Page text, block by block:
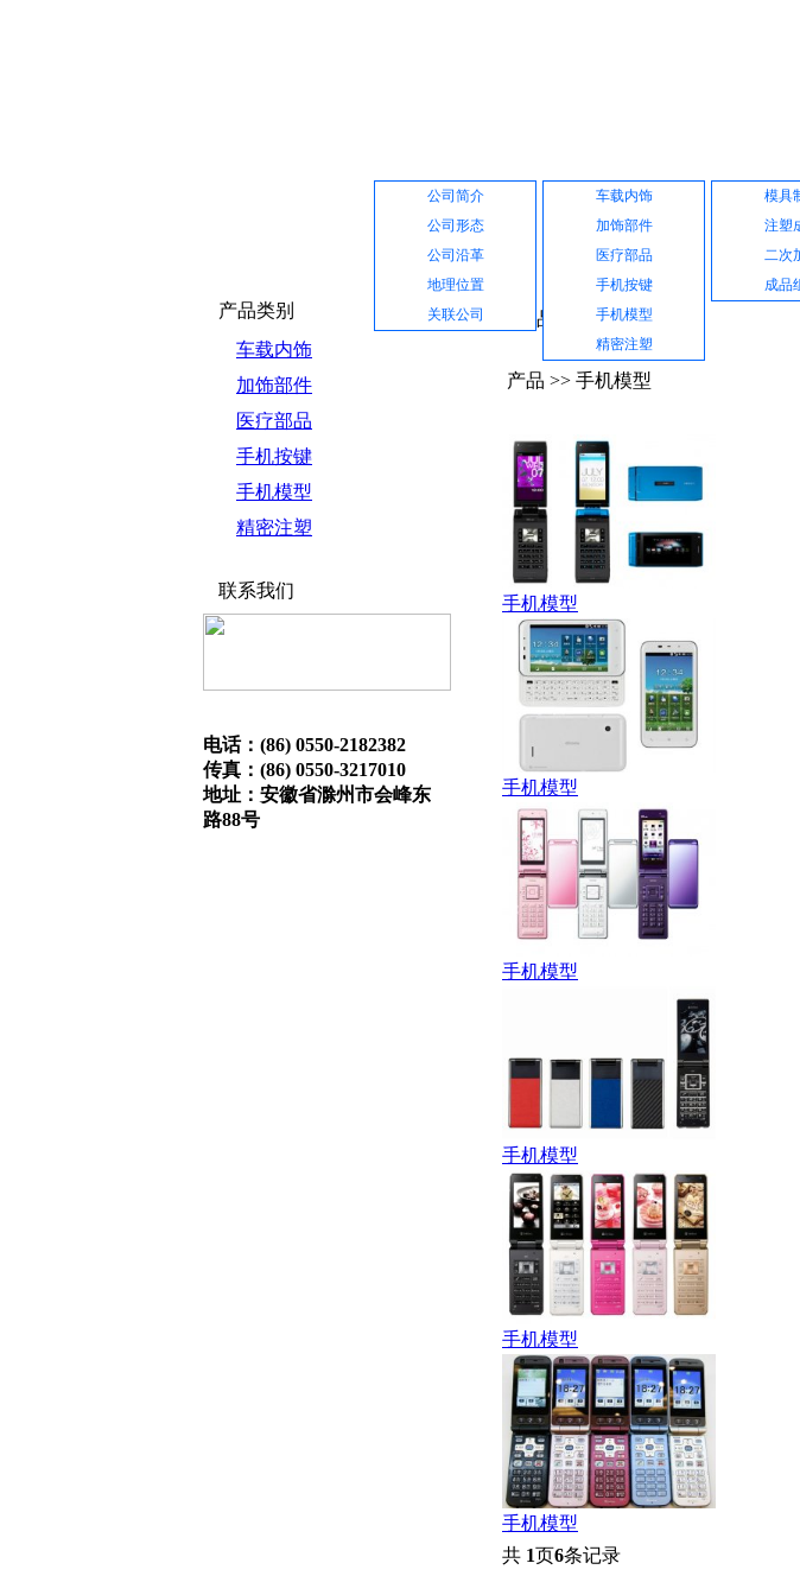
公司简介
公司形态
公司沿革
地理位置
关联公司
车载内饰
加饰部件
医疗部品
手机按键
手机模型
精密注塑
模具
注塑
二次
成品
产品类别
车载内饰
加饰部件
医疗部品
手机按键
手机模型
精密注塑
联系我们
电话：(86) 0550-2182382
传真：(86) 0550-3217010
地址：安徽省滁州市会峰东
路88号
产品中心
产品 >> 手机模型
手机模型
手机模型
手机模型
手机模型
手机模型
手机模型
共 1页6条记录